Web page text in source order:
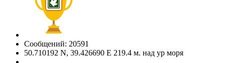
Сообщений: 20591
50.710192 N, 39.426690 E 219.4 м. над ур моря